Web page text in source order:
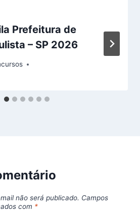
Prefeitura de
– SP 2026
não será publicado. Campos
com *